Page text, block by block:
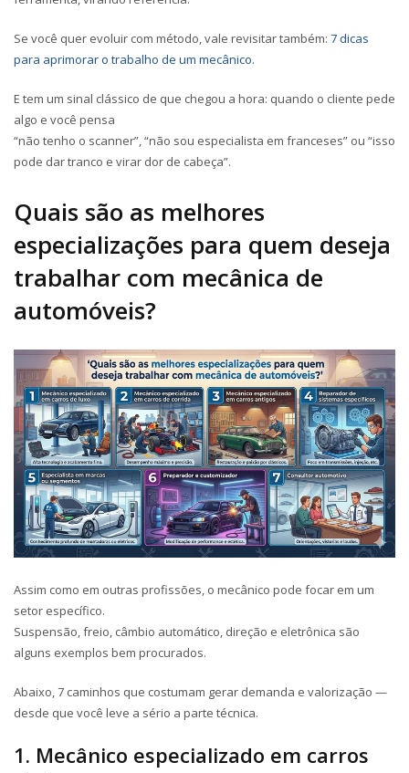
Se você quer evoluir com método, vale revisitar também: 7 dicas
para aprimorar o trabalho de um mecânico.
E tem um sinal clássico de que chegou a hora: quando o cliente pede
algo e você pensa
“não tenho o scanner”, “não sou especialista em franceses” ou “isso
pode dar tranco e virar dor de cabeça”.
Quais são as melhores
especializações para quem deseja
trabalhar com mecânica de
automóveis?
Assim como em outras profissões, o mecânico pode focar em um
setor específico.
Suspensão, freio, câmbio automático, direção e eletrônica são
alguns exemplos bem procurados.
Abaixo, 7 caminhos que costumam gerar demanda e valorização —
desde que você leve a sério a parte técnica.
1. Mecânico especializado em carros